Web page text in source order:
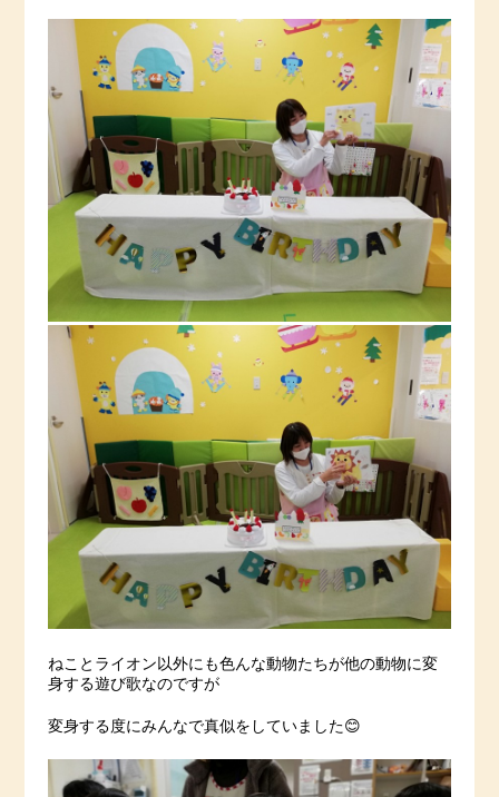
ねことライオン以外にも色んな動物たちが他の動物に変
身する遊び歌なのですが
変身する度にみんなで真似をしていました😊